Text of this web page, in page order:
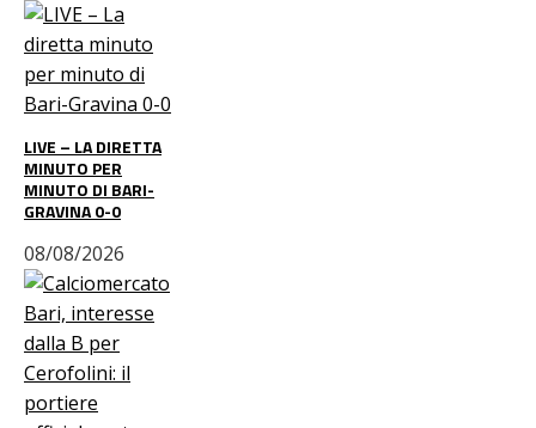
LIVE – LA DIRETTA
MINUTO PER
MINUTO DI BARI-
GRAVINA 0-0
08/08/2026